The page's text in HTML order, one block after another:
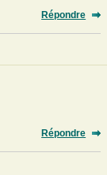
Répondre
Répondre